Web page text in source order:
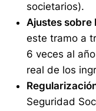
societarios).
Ajustes sobre
este tramo a
6 veces al
real de los
Seguridad